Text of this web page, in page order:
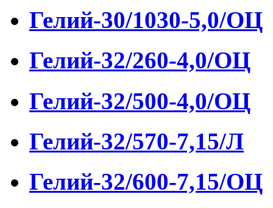
Гелий-30/1030-5,0/ОЦ
Гелий-32/260-4,0/ОЦ
Гелий-32/500-4,0/ОЦ
Гелий-32/570-7,15/Л
Гелий-32/600-7,15/ОЦ